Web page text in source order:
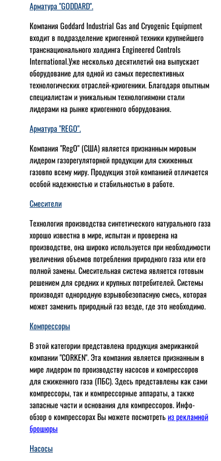
Арматура "GODDARD".
Компания Goddard Industrial Gas and Cryogenic Equipment
входит в подразделение криогенной техники крупнейшего
транснационального холдинга Engineered Controls
International.Уже несколько десятилетий она выпускает
оборудование для одной из самых переспективных
технологических отраслей-криогеники. Благодаря опытным
специалистам и уникальным технологиямони стали
лидерами на рынке криогенного оборудования.
Арматура "REGO".
Компания "RegO" (США) является признанным мировым
лидером газорегуляторной продукции для сжиженных
газовпо всему миру. Продукция этой компанией отличается
особой надежностью и стабильностью в работе.
Смесители
Технология производства синтетического натурального газа
хорошо известна в мире, испытан и проверена на
производстве, она широко используется при необходимости
увеличения объемов потребления природного газа или его
полной замены. Смесительная система является готовым
решением для средних и крупных потребителей. Системы
производят однородную взрывобезопасную смесь, которая
может заменить природный газ везде, где это необходимо.
Компрессоры
В этой категории представлена продукция американкой
компании "CORKEN". Эта компания является признанным в
мире лидером по производству насосов и компрессоров
для сжиженного газа (ПБС). Здесь представлены как сами
компрессоры, так и компрессорные аппараты, а также
запасные части и основания для компрессоров. Инфо-
обзор о компрессорах Вы можете посмотретьиз рекламной
брошюры
Насосы